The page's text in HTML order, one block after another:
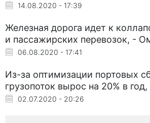
14.08.2020 - 17:39
Железная дорога идет к
и пассажирских перевозок, -
06.08.2020 - 17:41
Из-за оптимизации портовых
грузопоток вырос на 20% в
02.07.2020 - 20:26